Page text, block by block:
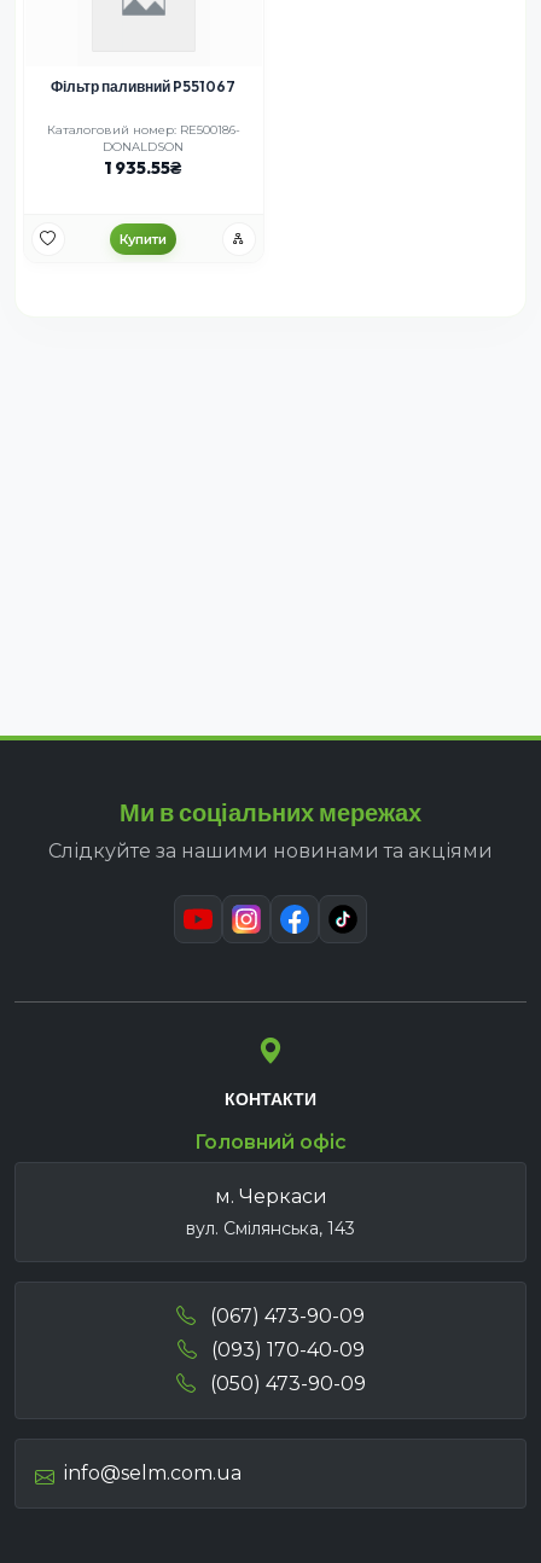
Фільтр паливний P551067
Каталоговий номер: RE500186-
DONALDSON
1 935.55
Купити
Ми в соціальних мережах
Слідкуйте за нашими новинами та акціями
КОНТАКТИ
Головний офіс
м. Черкаси
вул. Смілянська, 143
(067) 473-90-09
(093) 170-40-09
(050) 473-90-09
info@selm.com.ua